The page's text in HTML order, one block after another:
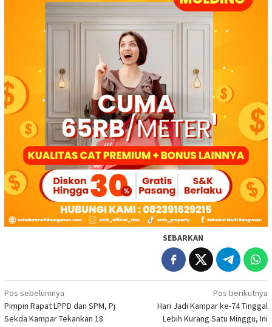
SEBARKAN
Navigasi
pos
Pos sebelumnya
Pimpin Rapat LPPD dan SPM, Pj
Sekda Kampar Tekankan 18
Pos berikutnya
Hari Jadi Kampar ke-74 Tinggal
Lebih Kurang Satu Minggu, Ini